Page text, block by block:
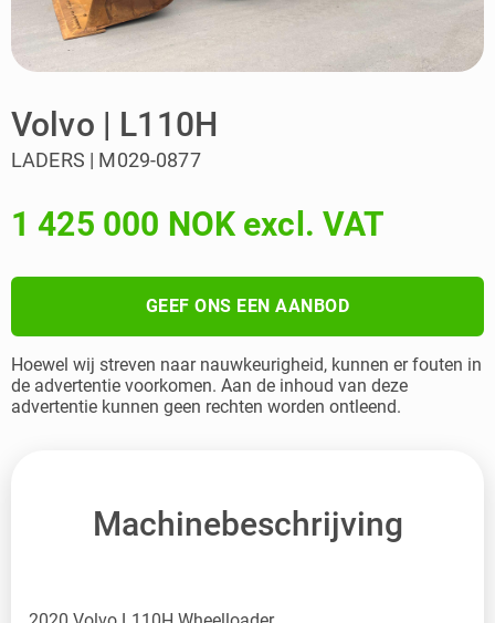
Volvo | L110H
LADERS | M029-0877
1 425 000 NOK excl. VAT
GEEF ONS EEN AANBOD
Hoewel wij streven naar nauwkeurigheid, kunnen er fouten in
de advertentie voorkomen. Aan de inhoud van deze
advertentie kunnen geen rechten worden ontleend.
Machinebeschrijving